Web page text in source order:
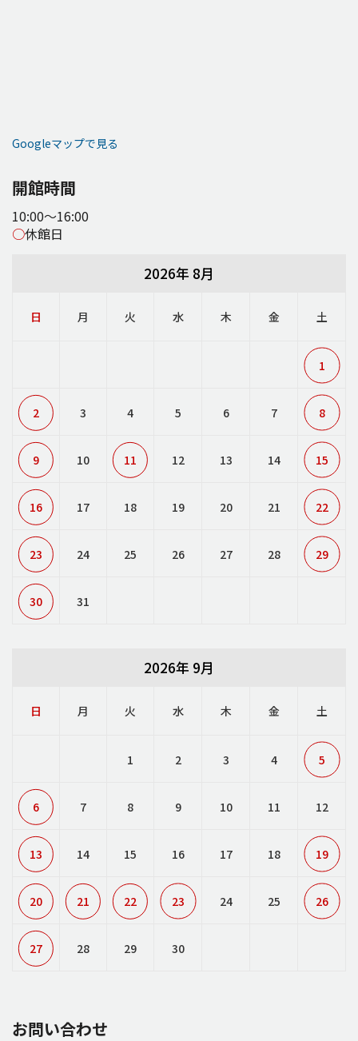
Googleマップで見る
開館時間
10:00～16:00
○休館日
2026年 8月
日 月 火 水 木 金 土
1
2 3 4 5 6 7 8
9 10 11 12 13 14 15
16 17 18 19 20 21 22
23 24 25 26 27 28 29
30 31
2026年 9月
日 月 火 水 木 金 土
1 2 3 4 5
6 7 8 9 10 11 12
13 14 15 16 17 18 19
20 21 22 23 24 25 26
27 28 29 30
お問い合わせ